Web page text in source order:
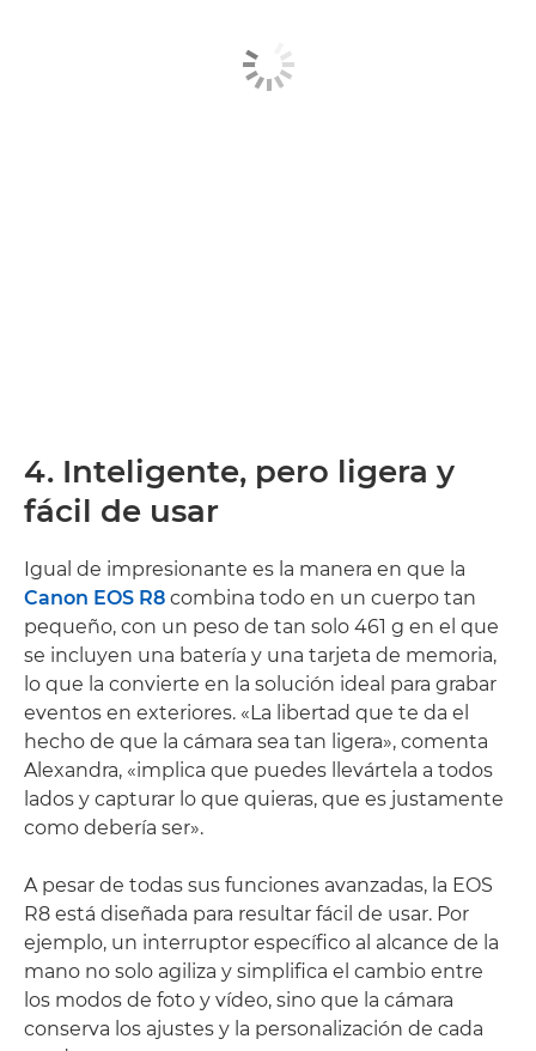
4. Inteligente, pero ligera y
fácil de usar
Igual de impresionante es la manera en que la
Canon EOS R8 combina todo en un cuerpo tan
pequeño, con un peso de tan solo 461 g en el que
se incluyen una batería y una tarjeta de memoria,
lo que la convierte en la solución ideal para grabar
eventos en exteriores. «La libertad que te da el
hecho de que la cámara sea tan ligera», comenta
Alexandra, «implica que puedes llevártela a todos
lados y capturar lo que quieras, que es justamente
como debería ser».
A pesar de todas sus funciones avanzadas, la EOS
R8 está diseñada para resultar fácil de usar. Por
ejemplo, un interruptor específico al alcance de la
mano no solo agiliza y simplifica el cambio entre
los modos de foto y vídeo, sino que la cámara
conserva los ajustes y la personalización de cada